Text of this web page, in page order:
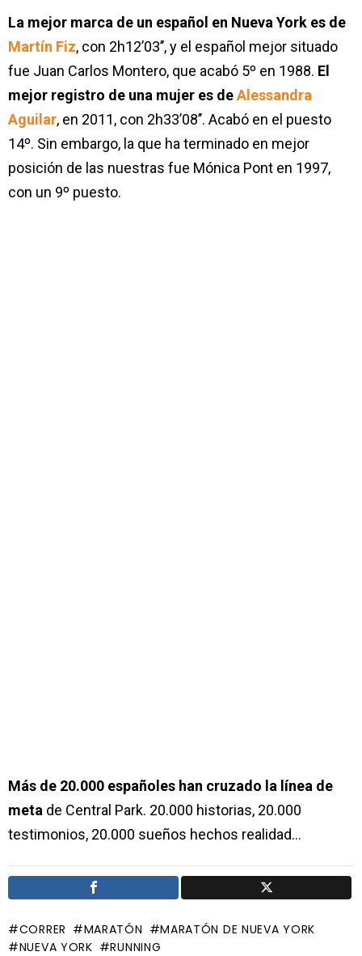
La mejor marca de un español en Nueva York es de
Martín Fiz, con 2h12’03’’, y el español mejor situado
fue Juan Carlos Montero, que acabó 5º en 1988. El
mejor registro de una mujer es deAlessandra
Aguilar, en 2011, con 2h33’08’’. Acabó en el puesto
14º. Sin embargo, la que ha terminado en mejor
posición de las nuestras fue Mónica Pont en 1997,
con un 9º puesto.
Más de 20.000 españoles han cruzado la línea de
meta de Central Park. 20.000 historias, 20.000
testimonios, 20.000 sueños hechos realidad…
CORRER MARATÓN
MARATÓN DE NUEVA YORK
NUEVA YORK
RUNNING